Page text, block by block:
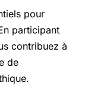
pour
participant
contribuez à
de